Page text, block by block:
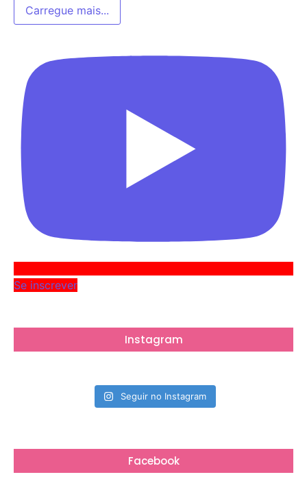
Carregue mais...
Se inscrever
Instagram
Seguir no Instagram
Facebook